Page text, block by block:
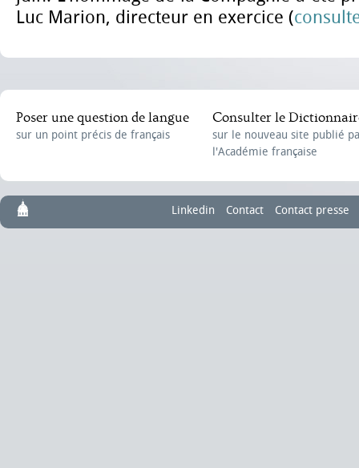
Luc Marion, directeur en exercice (
Poser une question de langue
sur un point précis de français
Consulter le
sur le nouveau site publié
l'Académie française
Linkedin Contact Contact presse